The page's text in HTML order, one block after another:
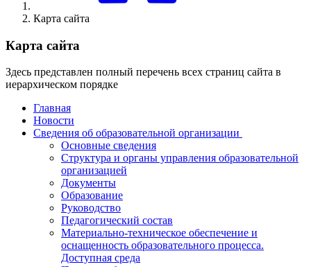
Карта сайта
Карта сайта
Здесь представлен полный перечень всех страниц сайта в
иерархическом порядке
Главная
Новости
Сведения об образовательной организации
Основные сведения
Структура и органы управления образовательной
организацией
Документы
Образование
Руководство
Педагогический состав
Материально-техническое обеспечение и
оснащенность образовательного процесса.
Доступная среда